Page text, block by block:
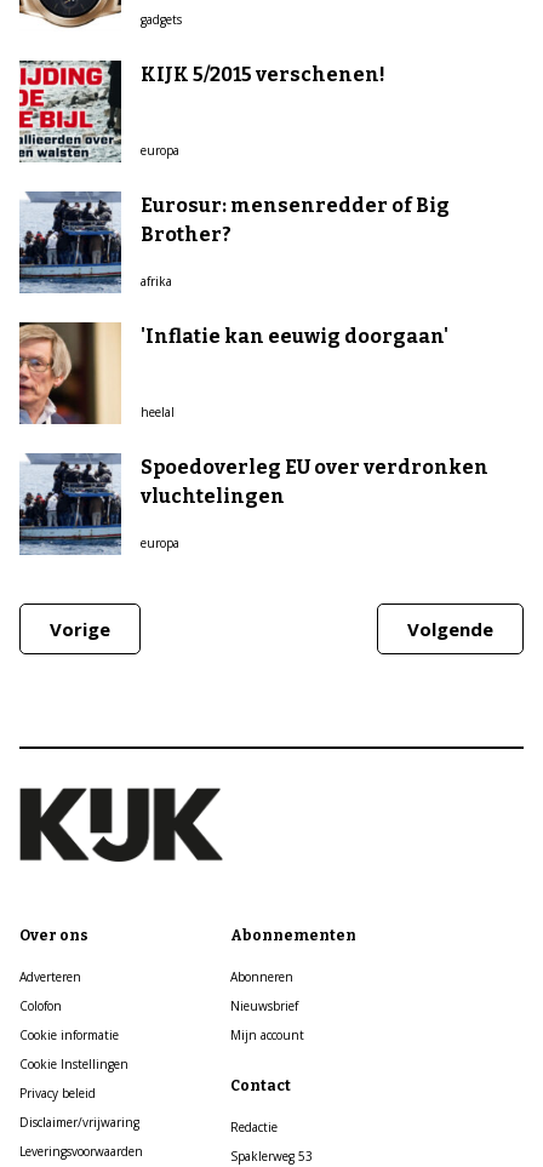
gadgets
KIJK 5/2015 verschenen!
europa
Eurosur: mensenredder of Big
Brother?
afrika
'Inflatie kan eeuwig doorgaan'
heelal
Spoedoverleg EU over verdronken
vluchtelingen
europa
Vorige Volgende
Over ons
Adverteren
Colofon
Cookie informatie
Cookie Instellingen
Privacy beleid
Disclaimer/vrijwaring
Leveringsvoorwaarden
Abonnementen
Abonneren
Nieuwsbrief
Mijn account
Contact
Redactie
Spaklerweg 53